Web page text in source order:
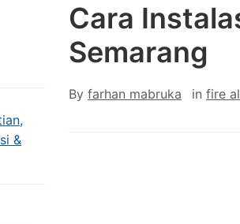
&
Cara
Semarang
By farhan mabruka in fire